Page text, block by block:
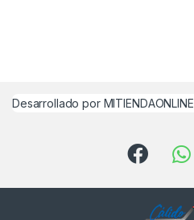
Desarrollado por MITIENDAONLINE